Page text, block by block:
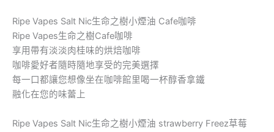
Ripe Vapes Salt Nic生命之樹小煙油 Cafe咖啡
Ripe Vapes生命之樹Cafe咖啡
享用帶有淡淡肉桂味的烘焙咖啡
咖啡愛好者隨時隨地享受的完美選擇
每一口都讓您想像坐在咖啡館里喝一杯醇香拿鐵
融化在您的味蕾上
Ripe Vapes Salt Nic生命之樹小煙油 strawberry Freez草莓